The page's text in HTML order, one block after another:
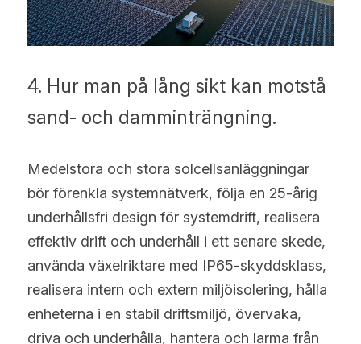
4. Hur man på lång sikt kan motstå
sand- och damminträngning.
Medelstora och stora solcellsanläggningar
bör förenkla systemnätverk, följa en 25-årig
underhållsfri design för systemdrift, realisera
effektiv drift och underhåll i ett senare skede,
använda växelriktare med IP65-skyddsklass,
realisera intern och extern miljöisolering, hålla
enheterna i en stabil driftsmiljö, övervaka,
driva och underhålla, hantera och larma från